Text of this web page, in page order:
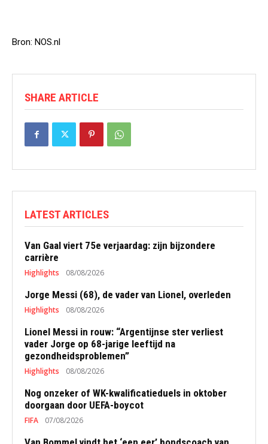
Bron: NOS.nl
SHARE ARTICLE
LATEST ARTICLES
Van Gaal viert 75e verjaardag: zijn bijzondere
carrière
Highlights 08/08/2026
Jorge Messi (68), de vader van Lionel, overleden
Highlights 08/08/2026
Lionel Messi in rouw: “Argentijnse ster verliest
vader Jorge op 68-jarige leeftijd na
gezondheidsproblemen”
Highlights 08/08/2026
Nog onzeker of WK-kwalificatieduels in oktober
doorgaan door UEFA-boycot
FIFA 07/08/2026